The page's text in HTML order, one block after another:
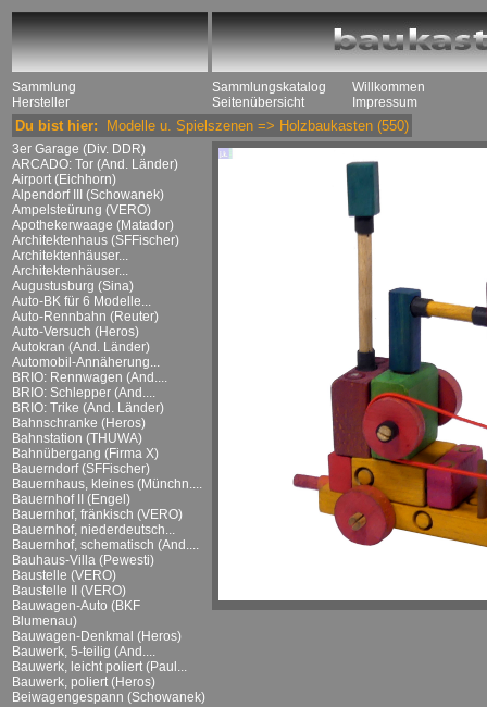
Sammlung
Hersteller
Sammlungskatalog
Seitenübersicht
Willkommen
Impressum
Du bist hier: Modelle u. Spielszenen => Holzbaukasten (550)
3er Garage (Div. DDR)
ARCADO: Tor (And. Länder)
Airport (Eichhorn)
Alpendorf III (Schowanek)
Ampelsteürung (VERO)
Apothekerwaage (Matador)
Architektenhaus (SFFischer)
Architektenhäuser...
Architektenhäuser...
Augustusburg (Sina)
Auto-BK für 6 Modelle...
Auto-Rennbahn (Reuter)
Auto-Versuch (Heros)
Autokran (And. Länder)
Automobil-Annäherung...
BRIO: Rennwagen (And....
BRIO: Schlepper (And....
BRIO: Trike (And. Länder)
Bahnschranke (Heros)
Bahnstation (THUWA)
Bahnübergang (Firma X)
Bauerndorf (SFFischer)
Bauernhaus, kleines (Münchn....
Bauernhof II (Engel)
Bauernhof, fränkisch (VERO)
Bauernhof, niederdeutsch...
Bauernhof, schematisch (And....
Bauhaus-Villa (Pewesti)
Baustelle (VERO)
Baustelle II (VERO)
Bauwagen-Auto (BKF
Blumenau)
Bauwagen-Denkmal (Heros)
Bauwerk, 5-teilig (And....
Bauwerk, leicht poliert (Paul...
Bauwerk, poliert (Heros)
Beiwagengespann (Schowanek)